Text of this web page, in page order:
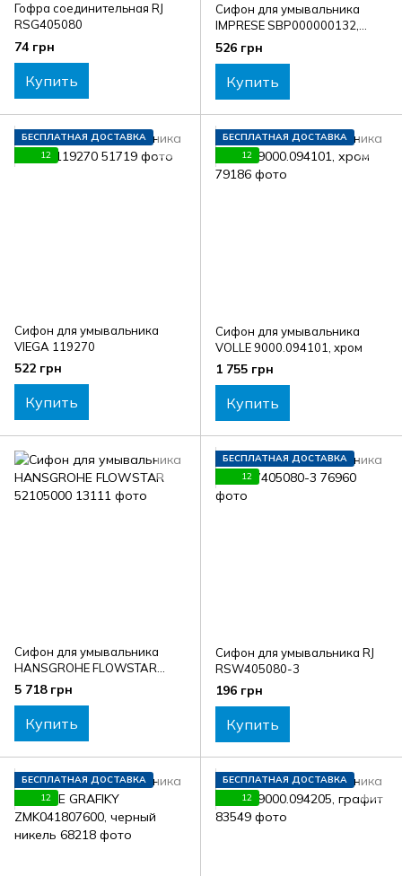
Гофра соединительная RJ
RSG405080
74 грн
Купить
Сифон для умывальника
IMPRESE SBP000000132,
хром
526 грн
Купить
БЕСПЛАТНАЯ ДОСТАВКА
12
Сифон для умывальника
VIEGA 119270
522 грн
Купить
БЕСПЛАТНАЯ ДОСТАВКА
12
Сифон для умывальника
VOLLE 9000.094101, хром
1 755 грн
Купить
Сифон для умывальника
HANSGROHE FLOWSTAR
52105000
5 718 грн
Купить
БЕСПЛАТНАЯ ДОСТАВКА
12
Сифон для умывальника RJ
RSW405080-3
196 грн
Купить
БЕСПЛАТНАЯ ДОСТАВКА
12
БЕСПЛАТНАЯ ДОСТАВКА
12